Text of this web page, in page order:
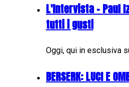
L'Intervista - Paul
tutti i gusti
Oggi, qui in esclusiva
BERSERK: LUCI E